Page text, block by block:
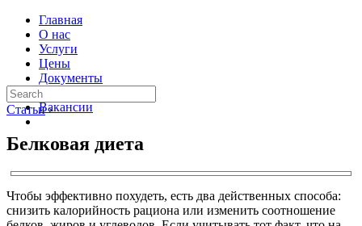
Главная
О нас
Услуги
Цены
Документы
Контакты
Вакансии
Статьи ›
Белковая диета
Чтобы эффективно похудеть, есть два действенных способа:
снизить калорийность рациона или изменить соотношение